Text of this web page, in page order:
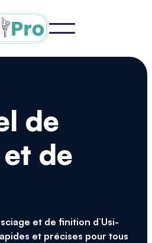
de
de
et de finition d’Usi-
et précises pour tous